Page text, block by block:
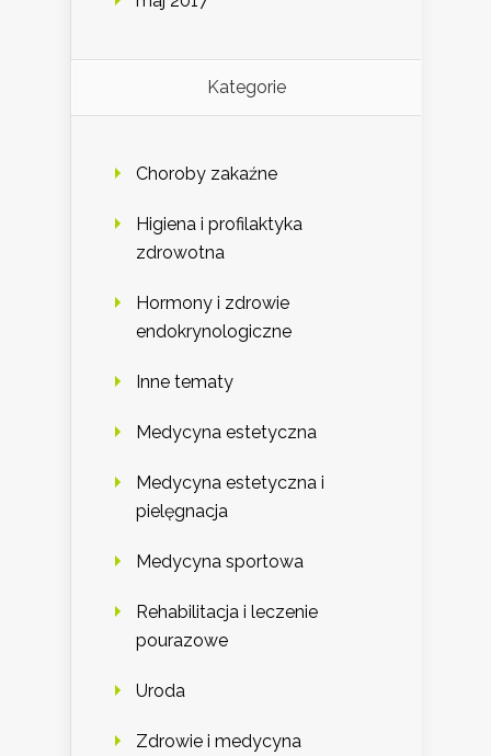
Kategorie
Choroby zakaźne
Higiena i profilaktyka
zdrowotna
Hormony i zdrowie
endokrynologiczne
Inne tematy
Medycyna estetyczna
Medycyna estetyczna i
pielęgnacja
Medycyna sportowa
Rehabilitacja i leczenie
pourazowe
Uroda
Zdrowie i medycyna